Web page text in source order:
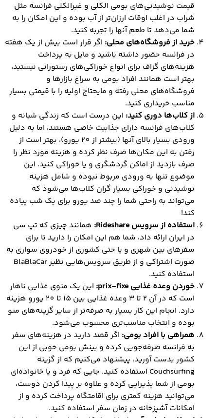
قیمت نوشیدنی‌های بومی الکلی و غیرالکلی فرانسه مثل
شراب در اغلب اوقات ارزان‌تر از آب بوده و این امکان را به
شما می‌دهد تا طعم آنها را تجربه کنید.
خرید از فروشگاه‌های محلی: اگر قرار است بیش از یک هفته
در فرانسه حضور داشته باشید و مایل به پرداخت
هزینه‌های گزاف برای انواع خوراکی‌های رستورانی نیستید،
بهتر است همانند افراد بومی به سراغ بازارها و
فروشگاه‌های محلی رفته و مایحتاج اولیه را با قیمتی بسیار
مناسب خریداری کنید.
از کلاب‌ها دوری کنید: این درست است که زندگی شبانه و
کلاب‌های فرانسه دارای جذابیت خاصی هستند، اما به دلیل
ورودی بسیار بالای آنها (بیشتر از 20 یورو)، بهتر است از
رفتن به این مکان‌ها صرف نظر کرده و هزینه مورد نظر را
صرف بازدید از اماکن گردشگری و یا خوراکی کنید. این
موضوع تنها به ورودی مربوط نبوده و شامل هزینه
نوشیدنی و خوراکی بسیار گران کلاب‌ها می‌شود که
می‌تواند به راحتی شما را چند صد یورو برای یک شب پیاده
کند!
استفاده از سرویس Rideshare:
همانند چیزی که تپ سی
در ایران ارائه داد، شما هم این امکان را دارید تا برای
سفرهای بین شهری و یا حتی کشوری از خودروی سواری به
صورت اشتراکی و از طریق سرویس‌هایی نظیر BlaBlaCar
استفاده کنید.
خوردن وعده غذایی prix-fixe:
این یک منوی غذایی ناهار
است که در آن 2 تا 3 وعده غذایی بین 15 تا 20 یورو هزینه
دارد. انجام این کار بسیار به صرفه‌تر از سایر گزینه‌های منو
بوده و انتخاب مناسب‌تری محسوب می‌شود.
همراهی با افراد بومی: اگر قصد دارید در هزینه‌های سفر
به فرانسه صرفه‌جویی کرده و بینش بومی خوبی از این
کشور بدست آورید، پیشنهاد می‌کنیم که از گزینه
Couchsurfing استفاده کنید. جایی که فرد و یا خانواده‌ای
بومی از شما پذیرایی کرده و علاوه بر پیدا کردن دوست،
می‌توانید هزینه کمتری برای اقامتگاه پرداخت کرده و از
امکانات آشپزخانه در زمان سفر استفاده کنید.